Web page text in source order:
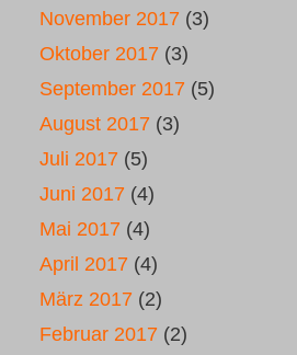
November 2017 (3)
Oktober 2017 (3)
September 2017 (5)
August 2017 (3)
Juli 2017 (5)
Juni 2017 (4)
Mai 2017 (4)
April 2017 (4)
März 2017 (2)
Februar 2017 (2)